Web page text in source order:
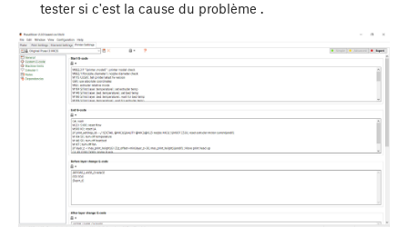
tester si c'est la cause du problème .